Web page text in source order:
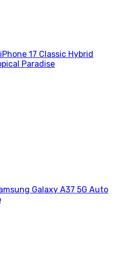
17 Classic Hybrid
Paradise
Galaxy A37 5G Auto